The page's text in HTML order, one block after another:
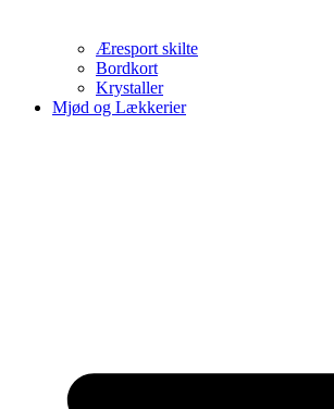
Æresport skilte
Bordkort
Krystaller
Mjød og Lækkerier